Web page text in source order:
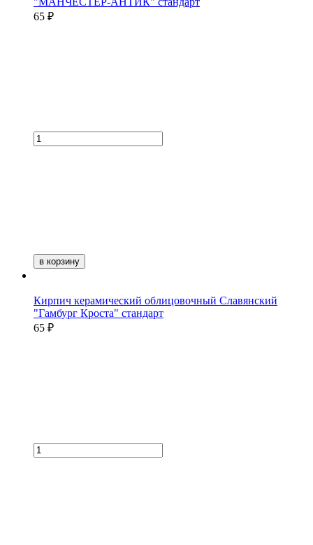
65 ₽
в корзину
Кирпич керамический облицовочный Славянский
"Гамбург Кроста" стандарт
65 ₽